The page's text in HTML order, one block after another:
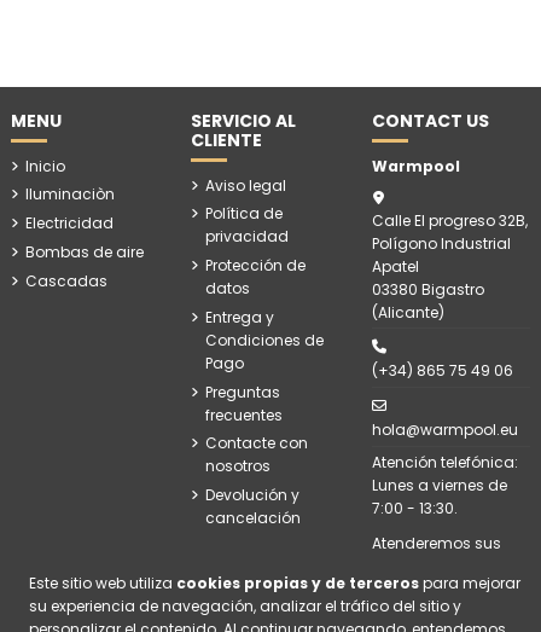
MENU
Inicio
Iluminaciòn
Electricidad
Bombas de aire
Cascadas
SERVICIO AL
CLIENTE
Aviso legal
Política de
privacidad
Protección de
datos
Entrega y
Condiciones de
Pago
Preguntas
frecuentes
Contacte con
nosotros
Devolución y
cancelación
CONTACT US
Warmpool
Calle El progreso 32B,
Polígono Industrial
Apatel
03380 Bigastro
(Alicante)
(+34) 865 75 49 06
hola@warmpool.eu
Atención telefónica:
Lunes a viernes de
7:00 - 13:30.
Atenderemos sus
electrónico en
menos de 24h de
Este sitio web utiliza cookies propias y de tercerospara mejorar
su experiencia de navegación, analizar el tráfico del sitio y